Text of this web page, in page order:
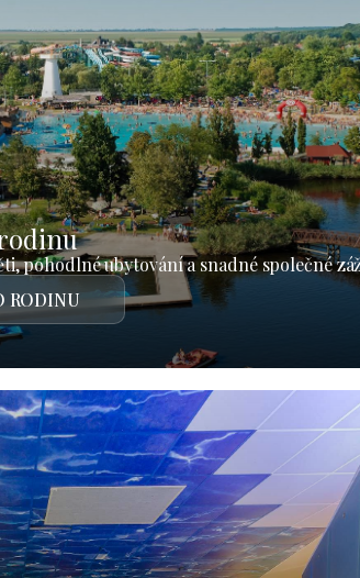
pohodlné ubytování a snadné společné
RODINU